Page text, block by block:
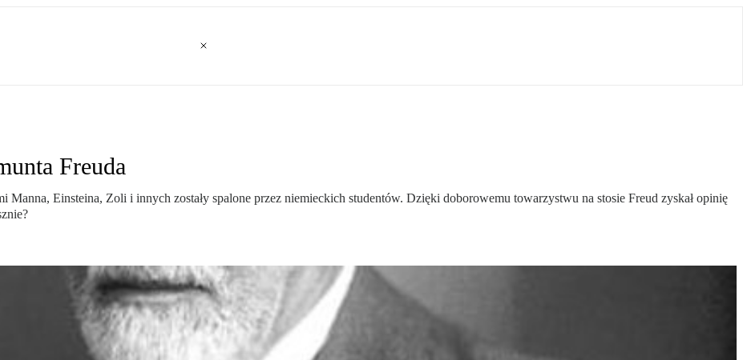
Freuda
Manna, Einsteina, Zoli i innych zostały spalone przez niemieckich studentów. Dzięki doborowemu towarzystwu na stosie Freud zyskał opinię